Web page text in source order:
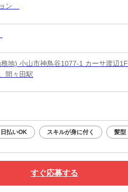
ン
地) 小山市神鳥谷1077-1 カーサ渡辺
間々田駅
日払いOK スキルが身に付く 髪型
すぐ応募する